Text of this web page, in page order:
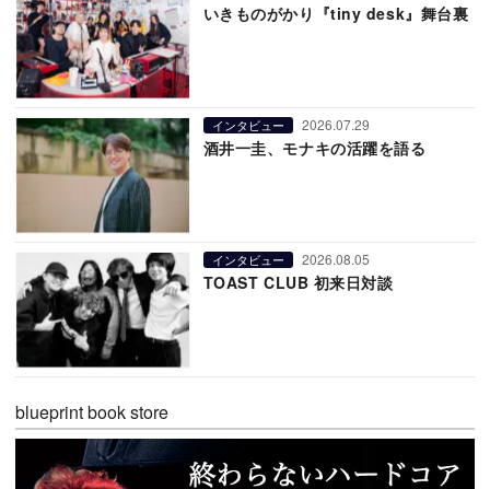
いきものがかり『tiny desk』舞台裏
インタビュー 2026.07.29
酒井一圭、モナキの活躍を語る
インタビュー 2026.08.05
TOAST CLUB 初来日対談
blueprint book store